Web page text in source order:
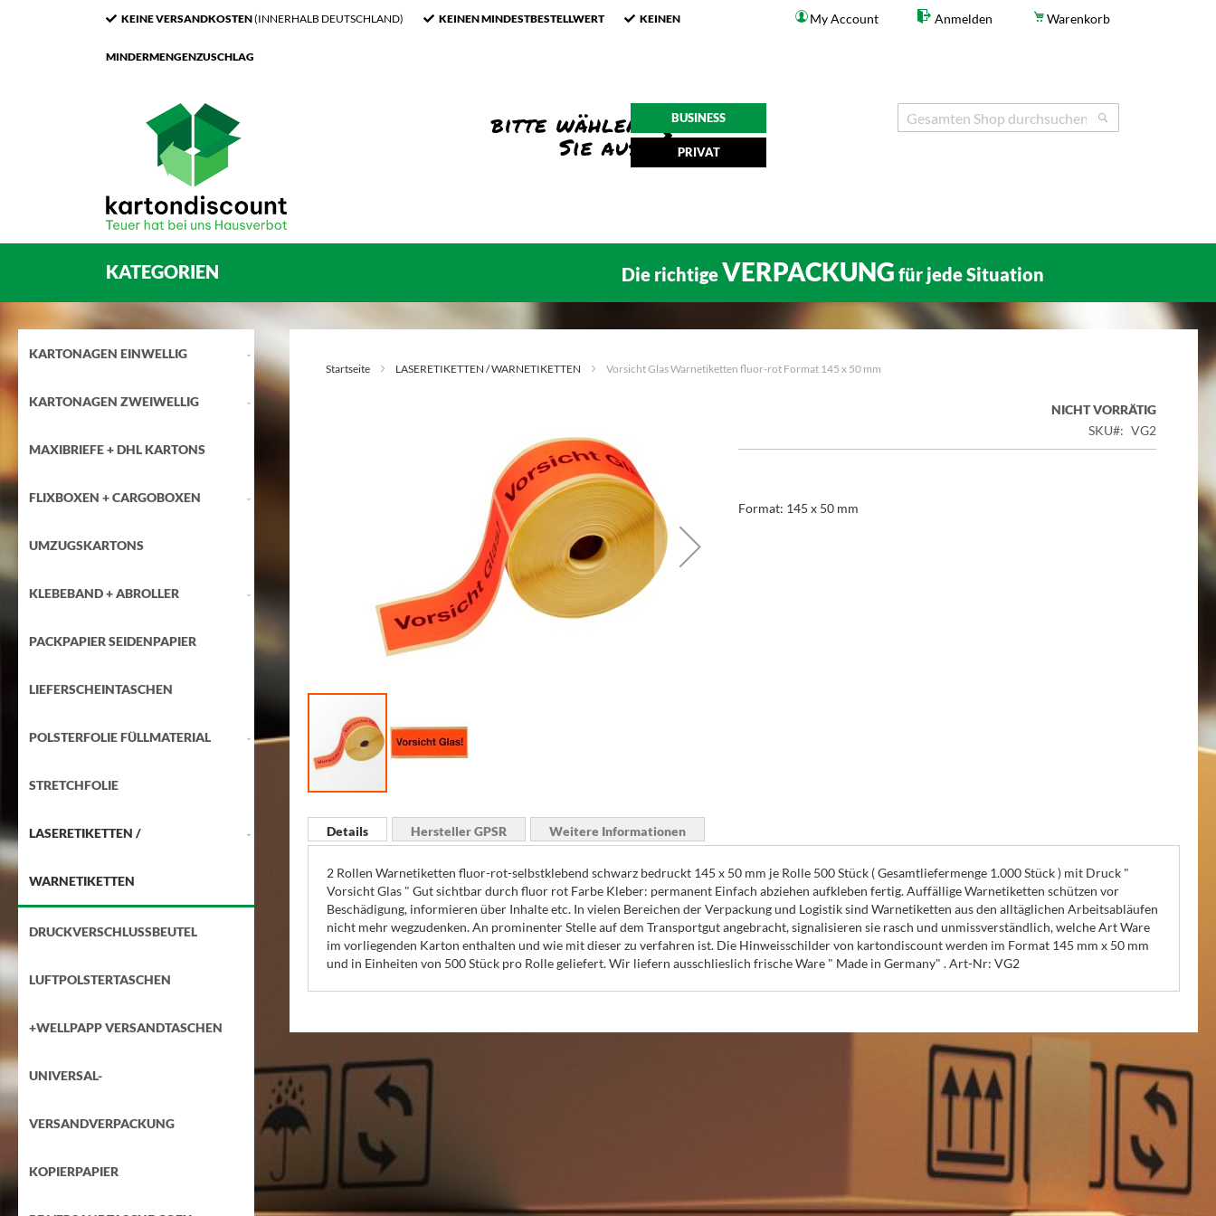
KEINE VERSANDKOSTEN(INNERHALB DEUTSCHLAND) KEINEN MINDESTBESTELLWERT KEINEN
MINDERMENGENZUSCHLAG
My Account Anmelden Warenkorb
BUSINESS
PRIVAT
Search
KATEGORIEN Die richtigeVERPACKUNG für jede Situation
Startseite LASERETIKETTEN / WARNETIKETTEN Vorsicht Glas Warnetiketten fluor-rot Format 145 x 50 mm
NICHT VORRÄTIG
SKU
VG2
Format: 145 x 50 mm
Anfang
der
springen
Details
2 Rollen Warnetiketten fluor-rot-selbstklebend schwarz bedruckt 145 x 50 mm je Rolle 500 Stück ( Gesamtliefermenge 1.000 Stück ) mit Druck "
Vorsicht Glas " Gut sichtbar durch fluor rot Farbe Kleber: permanent Einfach abziehen aufkleben fertig. Auffällige Warnetiketten schützen vor
Beschädigung, informieren über Inhalte etc. In vielen Bereichen der Verpackung und Logistik sind Warnetiketten aus den alltäglichen Arbeitsabläufen
nicht mehr wegzudenken. An prominenter Stelle auf dem Transportgut angebracht, signalisieren sie rasch und unmissverständlich, welche Art Ware
im vorliegenden Karton enthalten und wie mit dieser zu verfahren ist. Die Hinweisschilder von kartondiscount werden im Format 145 mm x 50 mm
und in Einheiten von 500 Stück pro Rolle geliefert. Wir liefern ausschlieslich frische Ware " Made in Germany" . Art-Nr: VG2
Hersteller GPSR Weitere Informationen
KARTONAGEN EINWELLIG
KARTONAGEN ZWEIWELLIG
MAXIBRIEFE + DHL KARTONS
FLIXBOXEN + CARGOBOXEN
UMZUGSKARTONS
KLEBEBAND + ABROLLER
PACKPAPIER SEIDENPAPIER
LIEFERSCHEINTASCHEN
POLSTERFOLIE FÜLLMATERIAL
STRETCHFOLIE
LASERETIKETTEN /
WARNETIKETTEN
DRUCKVERSCHLUSSBEUTEL
LUFTPOLSTERTASCHEN
+WELLPAPP VERSANDTASCHEN
UNIVERSAL-
VERSANDVERPACKUNG
KOPIERPAPIER